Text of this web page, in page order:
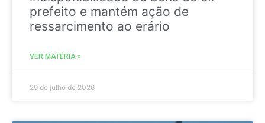
prefeito e mantém ação de
ressarcimento ao erário
VER MATÉRIA »
29 de julho de 2026